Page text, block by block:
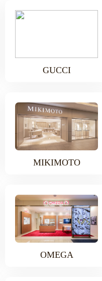
GUCCI
MIKIMOTO
OMEGA